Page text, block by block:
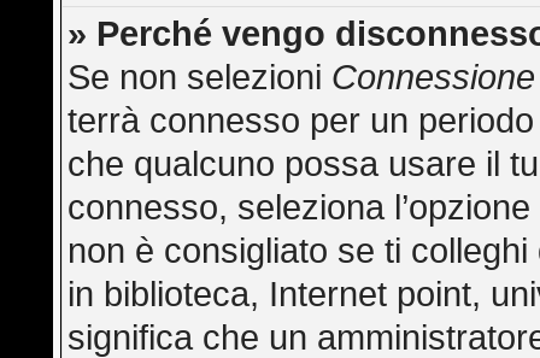
» Perché vengo
Se non selezioni
terrà connesso per un
che qualcuno possa usare il
connesso, seleziona
non è consigliato se ti
in biblioteca, Internet point,
significa che un